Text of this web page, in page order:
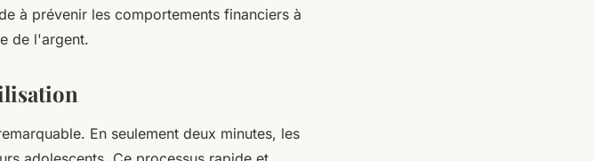
à prévenir les comportements financiers à
de l'argent.
En seulement deux minutes, les